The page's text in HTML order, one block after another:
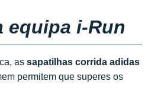
equipa i-Run
as sapatilhas corrida adidas
permitem que superes os